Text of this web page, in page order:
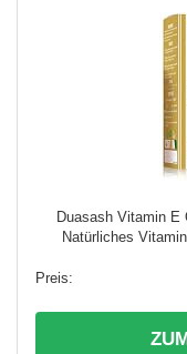
Duasash Vitamin E
Natürliches